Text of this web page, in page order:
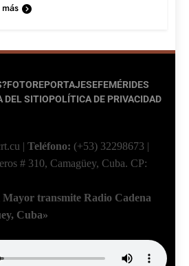
FOTOREPORTAJESEFEMÉRIDES
DEL SITIOPOLÍTICA DE PRIVACIDAD
| Teléfono: (+53) 32298673 |
# 310, Camagüey, Cuba. CP:
Mayor transmite Radio Cadena
Cuba»